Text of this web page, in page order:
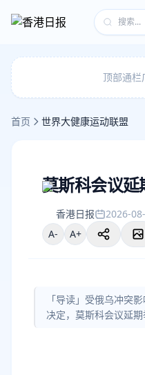
顶部通栏
首页 世界大健康运动联盟
莫斯科会议延
香港日报 2026-
A-
A+
「导读」受俄乌冲突
决定，莫斯科会议延期